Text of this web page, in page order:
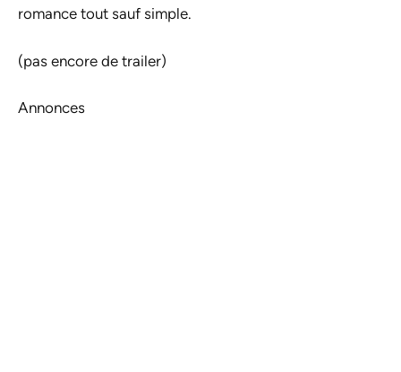
romance tout sauf simple.
(pas encore de trailer)
Annonces